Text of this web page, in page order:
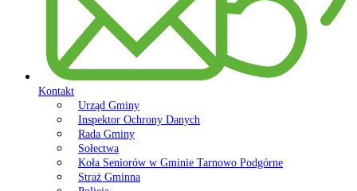
Kontakt
Urząd Gminy
Inspektor Ochrony Danych
Rada Gminy
Sołectwa
Koła Seniorów w Gminie Tarnowo Podgórne
Straż Gminna